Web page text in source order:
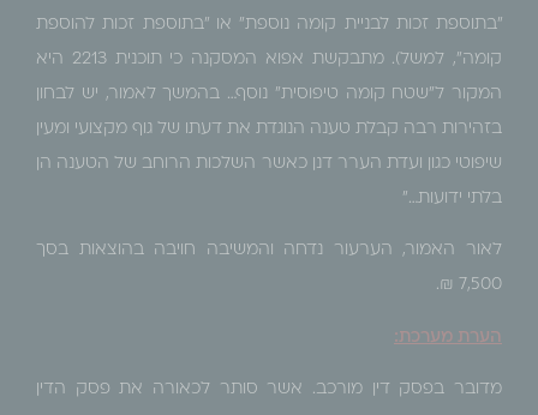
"בתוספת זכות לבניית קומה נוספת" או "בתוספת זכות להוספת
קומה", למשל). מתבקשת אפוא המסקנה כי תוכנית 2213 היא
המקור ל"שטח קומה טיפוסית" נוסף… בהמשך לאמור, יש לבחון
בזהירות רבה קבלת טענה הנוגדת את דעתו של גוף מקצועי ומעין
שיפוטי כגון ועדת הערר דנן כאשר השלכות הרוחב של הטענה הן
בלתי ידועות…"
לאור האמור, הערעור נדחה והמשיבה חויבה בהוצאות בסך
7,500 ₪.
הערת מערכת:
מדובר בפסק דין מורכב. אשר סותר לכאורה את פסק הדין